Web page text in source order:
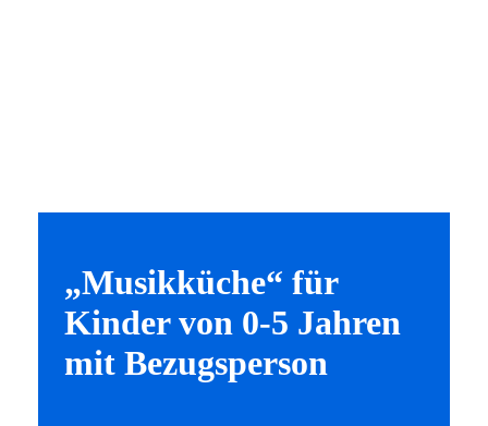
„Musikküche“ für
Kinder von 0-5 Jahren
mit Bezugsperson